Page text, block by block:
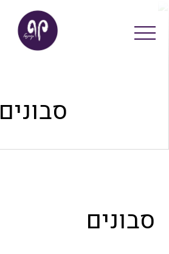
סבונים
סבונים